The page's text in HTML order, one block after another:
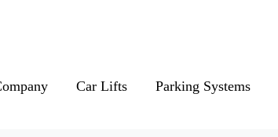
Car Lifts Parking Systems